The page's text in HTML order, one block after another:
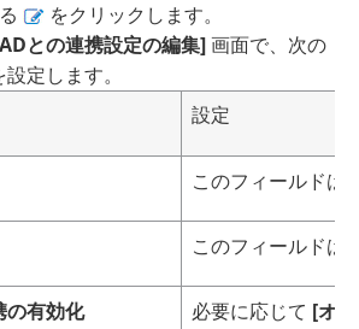
をクリックします。
との連携設定の編集]画面で、次の
定します。
設定
このフィールドは
このフィールドは
の有効化 必要に応じて [オ